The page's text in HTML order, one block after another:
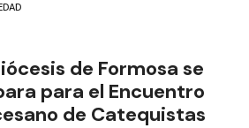
de Formosa se
para el Encuentro
de Catequistas